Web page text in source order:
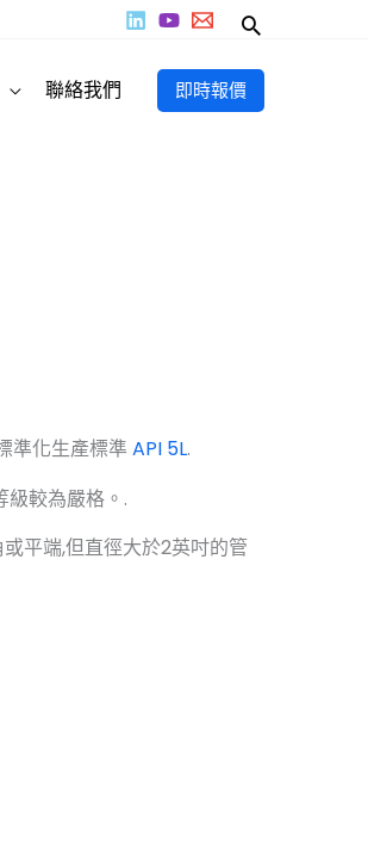
搜
尋
聯絡我們 即時報價
準化生產標準API 5L.
級較為嚴格。.
平端,但直徑大於2英吋的管